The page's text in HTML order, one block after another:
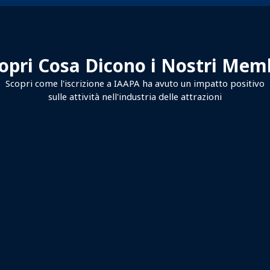
Cosa Dicono i Nostri
Scopri come l'iscrizione a IAAPA ha avuto un impatto positivo
sulle attività nell'industria delle attrazioni